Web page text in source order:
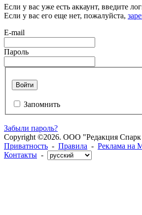
Если у вас уже есть аккаунт, введите
Если у вас его еще нет, пожалуйста,
E-mail
Пароль
Войти
Запомнить
Забыли пароль?
Copyright ©2026. ООО "Редакция
Приватность - Правила - Реклама на
Контакты -